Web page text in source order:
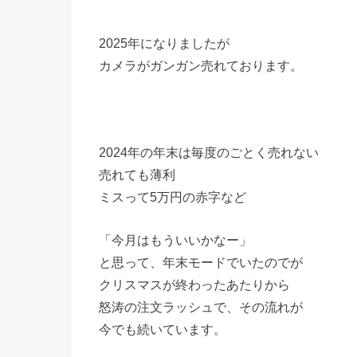
2025年になりましたが
カメラがガンガン売れております。
2024年の年末は毎度のごとく売れない
売れても薄利
ミスって5万円の赤字など
「今月はもういいかなー」
と思って、年末モードでいたのでが
クリスマスが終わったあたりから
怒涛の注文ラッシュで、その流れが
今でも続いています。